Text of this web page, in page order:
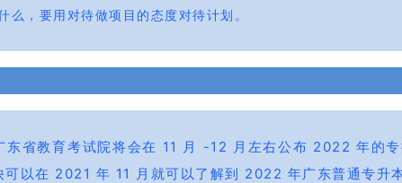
么，要用对待做项目的态度对待计划。
东省教育考试院将会在 11 月 -12 月左右公布 2022 年的
可以在 2021 年 11 月就可以了解到 2022 年广东普通专升